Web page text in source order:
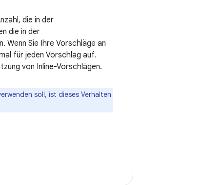
die in der
die in der
Wenn Sie Ihre Vorschläge an
für jeden Vorschlag auf.
von Inline-Vorschlägen.
soll, ist dieses Verhalten